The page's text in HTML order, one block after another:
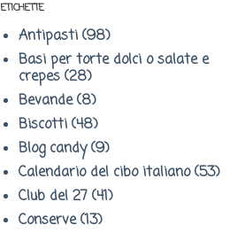
ETICHETTE
Antipasti (98)
Basi per torte dolci o salate e
crepes (28)
Bevande (8)
Biscotti (48)
Blog candy (9)
Calendario del cibo italiano (53)
Club del 27 (41)
Conserve (13)